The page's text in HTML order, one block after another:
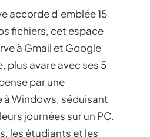
accorde d’emblée 15
fichiers, cet espace
à Gmail et Google
plus avare avec ses 5
par une
Windows, séduisant
journées sur un PC.
les étudiants et les